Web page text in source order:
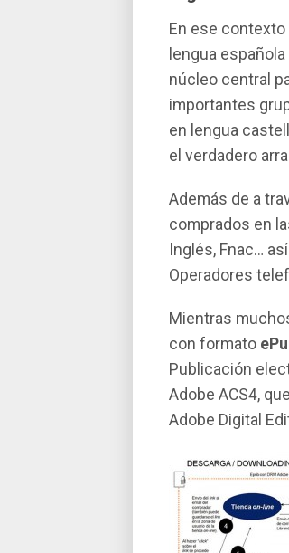
En ese
lengua
núcleo central
importantes
en lengua
el verdadero
Además de a
comprados en
Inglés, Fnac…
Operadores
Mientras
con formato
Publicación
Adobe ACS4,
Adobe Digital